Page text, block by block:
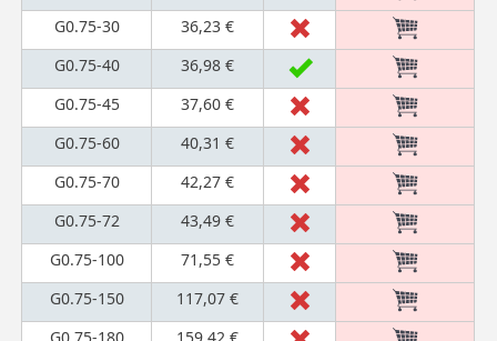
G0.75-30
36,23 €
G0.75-40
36,98 €
G0.75-45
37,60 €
G0.75-60
40,31 €
G0.75-70
42,27 €
G0.75-72
43,49 €
G0.75-100
71,55 €
G0.75-150
117,07 €